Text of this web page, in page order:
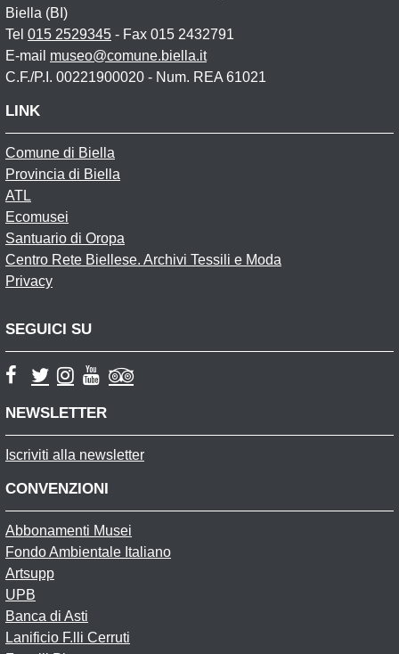
Biella (BI)
Tel 015 2529345 - Fax 015 2432791
E-mail museo@comune.biella.it
C.F./P.I. 00221900020 - Num. REA 61021
LINK
Comune di Biella
Provincia di Biella
ATL
Ecomusei
Santuario di Oropa
Centro Rete Biellese. Archivi Tessili e Moda
Privacy
SEGUICI SU
NEWSLETTER
Iscriviti alla newsletter
CONVENZIONI
Abbonamenti Musei
Fondo Ambientale Italiano
Artsupp
UPB
Banca di Asti
Lanificio F.lli Cerruti